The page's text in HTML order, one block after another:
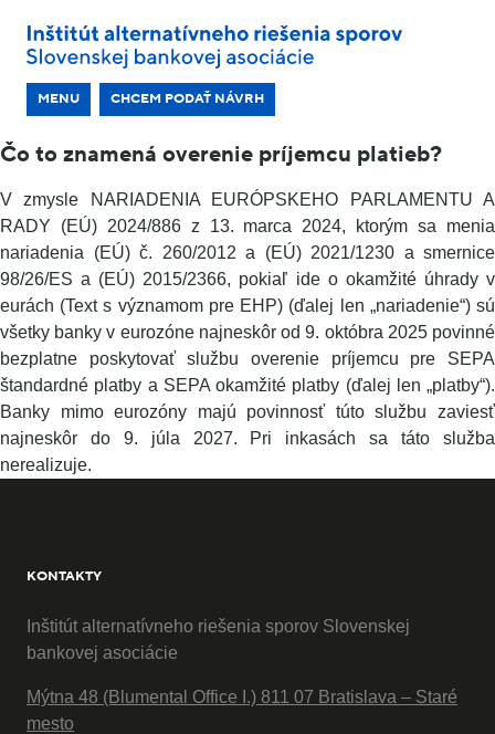
MENU CHCEM PODAŤ NÁVRH
Čo to znamená overenie príjemcu platieb?
V zmysle NARIADENIA EURÓPSKEHO PARLAMENTU A
RADY (EÚ) 2024/886 z 13. marca 2024, ktorým sa menia
nariadenia (EÚ) č. 260/2012 a (EÚ) 2021/1230 a smernice
98/26/ES a (EÚ) 2015/2366, pokiaľ ide o okamžité úhrady v
eurách (Text s významom pre EHP) (ďalej len „nariadenie“) sú
všetky banky v eurozóne najneskôr od 9. októbra 2025 povinné
bezplatne poskytovať službu overenie príjemcu pre SEPA
štandardné platby a SEPA okamžité platby (ďalej len „platby“).
Banky mimo eurozóny majú povinnosť túto službu zaviesť
najneskôr do 9. júla 2027. Pri inkasách sa táto služba
nerealizuje.
KONTAKTY
Inštitút alternatívneho riešenia sporov Slovenskej
bankovej asociácie
Mýtna 48 (Blumental Office I.) 811 07 Bratislava – Staré
mesto